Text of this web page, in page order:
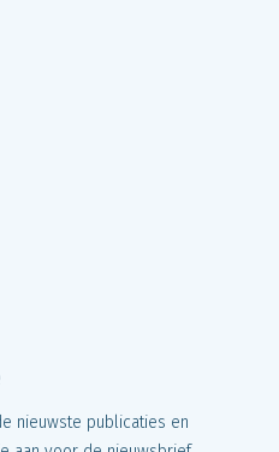
nieuwste publicaties en